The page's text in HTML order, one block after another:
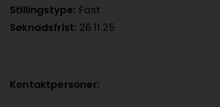
Stillingstype: Fast
Søknadsfrist: 26.11.25
Kontaktpersoner: